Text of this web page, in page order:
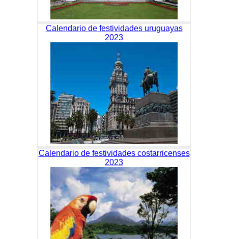
Calendario de festividades uruguayas
2023
Calendario de festividades costarricenses
2023